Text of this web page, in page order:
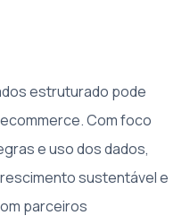
estruturado pode
Com foco
e uso dos dados,
sustentável e
parceiros